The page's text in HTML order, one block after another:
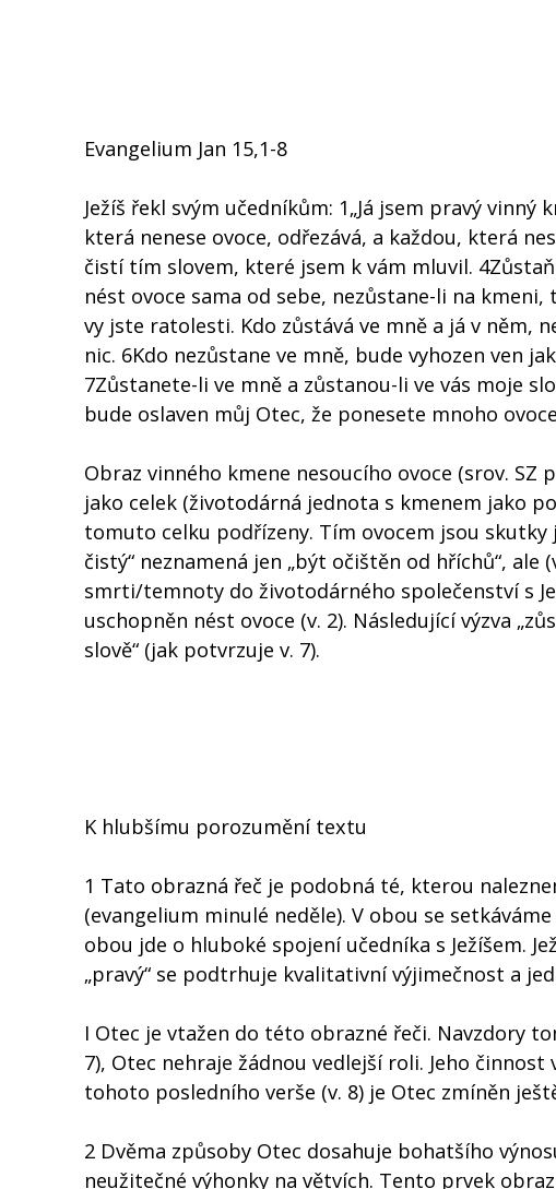
Evangelium Jan 15,1-8
Ježíš řekl svým učedníkům: 1„Já jsem pravý
která nenese ovoce, odřezává, a každou, která
čistí tím slovem, které jsem k vám mluvil.
nést ovoce sama od sebe, nezůstane-li na
vy jste ratolesti. Kdo zůstává ve mně a já v něm,
nic. 6Kdo nezůstane ve mně, bude vyhozen ven
7Zůstanete-li ve mně a zůstanou-li ve vás moje
bude oslaven můj Otec, že ponesete mnoho
Obraz vinného kmene nesoucího ovoce (srov. SZ
jako celek (životodárná jednota s kmenem jako
tomuto celku podřízeny. Tím ovocem jsou
čistý“ neznamená jen „být očištěn od hříchů“,
smrti/temnoty do životodárného společenství s
uschopněn nést ovoce (v. 2). Následující výzva
slově“ (jak potvrzuje v. 7).
K hlubšímu porozumění textu
1 Tato obrazná řeč je podobná té, kterou
(evangelium minulé neděle). V obou se
obou jde o hluboké spojení učedníka s Ježíšem.
„pravý“ se podtrhuje kvalitativní výjimečnost a
I Otec je vtažen do této obrazné řeči. Navzdory
7), Otec nehraje žádnou vedlejší roli. Jeho
tohoto posledního verše (v. 8) je Otec zmíněn
2 Dvěma způsoby Otec dosahuje bohatšího
neužitečné výhonky na větvích. Tento prvek